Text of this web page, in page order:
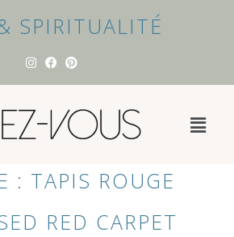
SPIRITUALITÉ
: TAPIS ROUGE
RED CARPET